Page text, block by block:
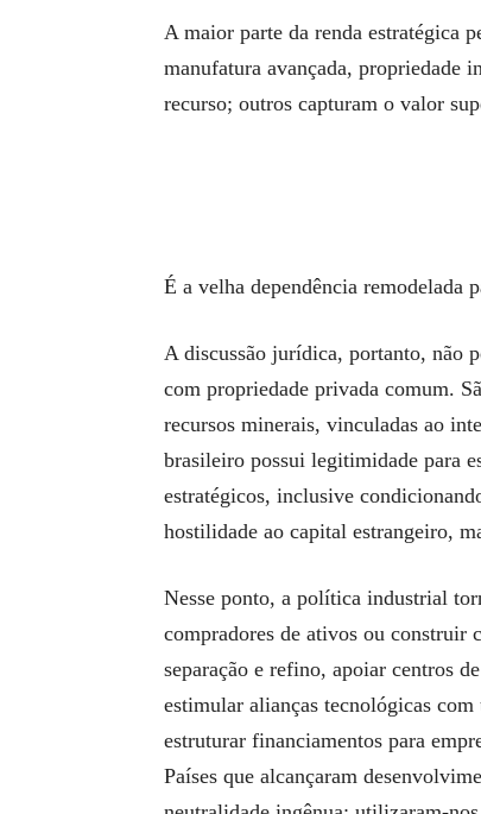
A maior parte da renda estratégica
manufatura avançada, propriedade
recurso; outros capturam o valor
É a velha dependência remodelada
A discussão jurídica, portanto, não
com propriedade privada comum.
recursos minerais, vinculadas ao
brasileiro possui legitimidade para
estratégicos, inclusive
hostilidade ao capital estrangeiro,
Nesse ponto, a política industrial
compradores de ativos ou construir
separação e refino, apoiar centros
estimular alianças tecnológicas
estruturar financiamentos para
Países que alcançaram